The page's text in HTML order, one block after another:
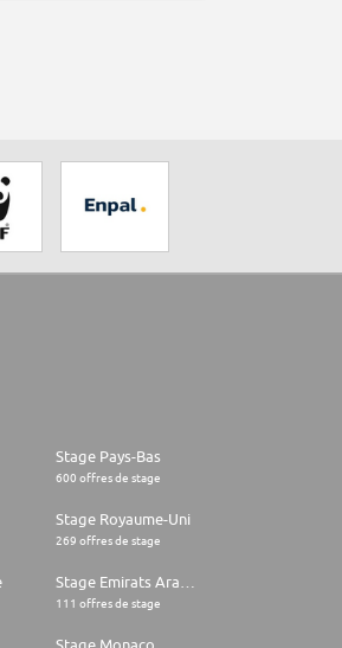
Stage Pays-Bas
600 offres de stage
Stage Royaume-Uni
269 offres de stage
111 offres de stage